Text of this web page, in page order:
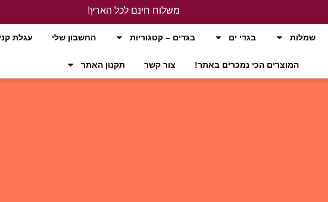
משלוח חינם לכל הארץ!
שמלות בגדי ים בגדים – קטגוריות החשבון שלי עגלת
המוצרים הכי נמכרים באתר! צור קשר תקנון האתר